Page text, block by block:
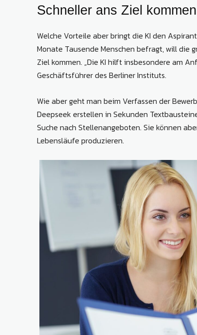
Schneller ans Ziel kommen
Welche Vorteile aber bringt die KI den
Monate Tausende Menschen befragt, will die
Ziel kommen. „Die KI hilft insbesondere am
Geschäftsführer des Berliner Instituts.
Wie aber geht man beim Verfassen der
Deepseek erstellen in Sekunden
Suche nach Stellenangeboten. Sie können
Lebensläufe produzieren.